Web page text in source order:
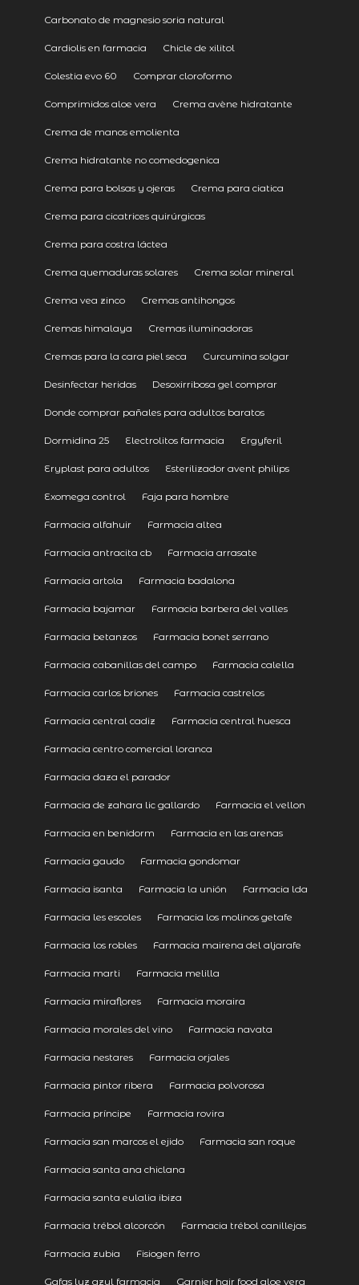
Carbonato de magnesio soria natural
Cardiolis en farmacia Chicle de xilitol
Colestia evo 60 Comprar cloroformo
Comprimidos aloe vera Crema avène hidratante
Crema de manos emolienta
Crema hidratante no comedogenica
Crema para bolsas y ojeras Crema para ciatica
Crema para cicatrices quirúrgicas
Crema para costra láctea
Crema quemaduras solares Crema solar mineral
Crema vea zinco Cremas antihongos
Cremas himalaya Cremas iluminadoras
Cremas para la cara piel seca Curcumina solgar
Desinfectar heridas Desoxirribosa gel comprar
Donde comprar pañales para adultos baratos
Dormidina 25 Electrolitos farmacia Ergyferil
Eryplast para adultos Esterilizador avent philips
Exomega control Faja para hombre
Farmacia alfahuir Farmacia altea
Farmacia antracita cb Farmacia arrasate
Farmacia artola Farmacia badalona
Farmacia bajamar Farmacia barbera del valles
Farmacia betanzos Farmacia bonet serrano
Farmacia cabanillas del campo Farmacia calella
Farmacia carlos briones Farmacia castrelos
Farmacia central cadiz Farmacia central huesca
Farmacia centro comercial loranca
Farmacia daza el parador
Farmacia de zahara lic gallardo Farmacia el vellon
Farmacia en benidorm Farmacia en las arenas
Farmacia gaudo Farmacia gondomar
Farmacia isanta Farmacia la unión Farmacia lda
Farmacia les escoles Farmacia los molinos getafe
Farmacia los robles Farmacia mairena del aljarafe
Farmacia marti Farmacia melilla
Farmacia miraflores Farmacia moraira
Farmacia morales del vino Farmacia navata
Farmacia nestares Farmacia orjales
Farmacia pintor ribera Farmacia polvorosa
Farmacia príncipe Farmacia rovira
Farmacia san marcos el ejido Farmacia san roque
Farmacia santa ana chiclana
Farmacia santa eulalia ibiza
Farmacia trébol alcorcón Farmacia trébol canillejas
Farmacia zubia Fisiogen ferro
Gafas luz azul farmacia Garnier hair food aloe vera